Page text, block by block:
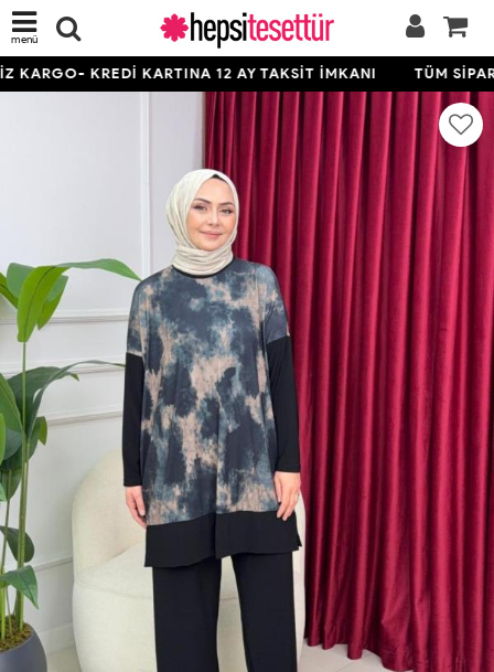
menü
KREDİ KARTINA 12 AY TAKSİT İMKANI TÜM